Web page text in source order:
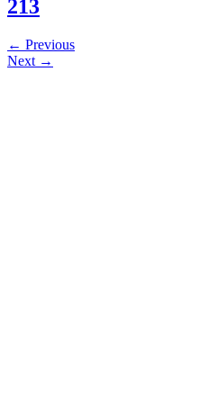
213
← Previous
Next →